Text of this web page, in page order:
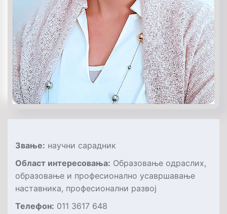
Звање: научни сарадник
Oбласт интересовања: Образовање одраслих,
образовање и професионално усавршавање
наставника, професионални развој
Телефон: 011 3617 648